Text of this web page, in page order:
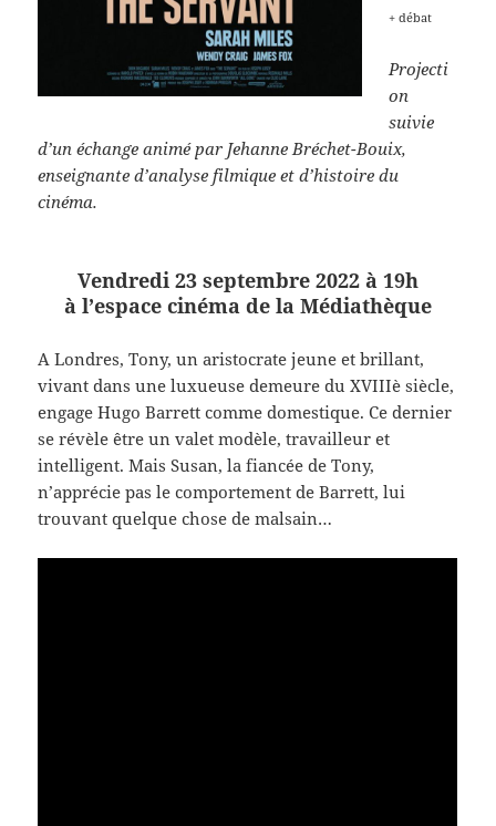
+ débat
Projecti
on
suivie
d’un échange animé par Jehanne Bréchet-Bouix,
enseignante d’analyse filmique et d’histoire du
cinéma.
Vendredi 23 septembre 2022 à 19h
à l’espace cinéma de la Médiathèque
A Londres, Tony, un aristocrate jeune et brillant,
vivant dans une luxueuse demeure du XVIIIè siècle,
engage Hugo Barrett comme domestique. Ce dernier
se révèle être un valet modèle, travailleur et
intelligent. Mais Susan, la fiancée de Tony,
n’apprécie pas le comportement de Barrett, lui
trouvant quelque chose de malsain…